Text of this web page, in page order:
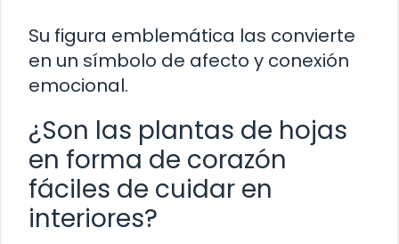
Su figura emblemática las convierte
en un símbolo de afecto y conexión
emocional.
¿Son las plantas de hojas
en forma de corazón
fáciles de cuidar en
interiores?